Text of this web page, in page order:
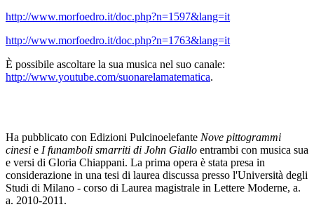
http://www.morfoedro.it/doc.php?n=1597&lang=it
http://www.morfoedro.it/doc.php?n=1763&lang=it
È possibile ascoltare la sua musica nel suo canale:
http://www.youtube.com/suonarelamatematica.
Ha pubblicato con Edizioni Pulcinoelefante Nove pittogrammi
cinesi e I funamboli smarriti di John Giallo entrambi con musica sua
e versi di Gloria Chiappani. La prima opera è stata presa in
considerazione in una tesi di laurea discussa presso l'Università degli
Studi di Milano - corso di Laurea magistrale in Lettere Moderne, a.
a. 2010-2011.